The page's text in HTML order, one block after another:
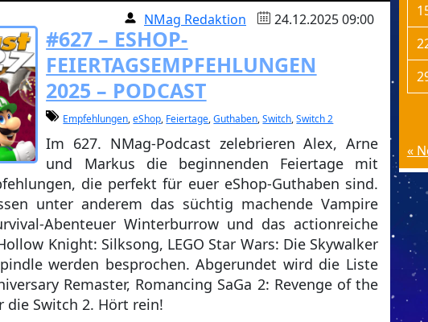
NMag Redaktion 24.12.2025 09:00
#627 – ESHOP-
FEIERTAGSEMPFEHLUNGEN
2025 – PODCAST
Empfehlungen,eShop, Feiertage,Guthaben,Switch,Switch 2
Im 627. NMag-Podcast zelebrieren Alex, Arne
und Markus die beginnenden Feiertage mit
die perfekt für euer eShop-Guthaben sind.
unter anderem das süchtig machende Vampire
Abenteuer Winterburrow und das actionreiche
Knight: Silksong, LEGO Star Wars: Die Skywalker
werden besprochen. Abgerundet wird die Liste
Remaster, Romancing SaGa 2: Revenge of the
die Switch 2. Hört rein!
«